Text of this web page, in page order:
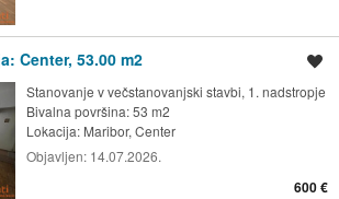
Center, 53.00 m2
Stanovanje v večstanovanjski stavbi, 1. nadstropje
Bivalna površina: 53 m2
Lokacija: Maribor, Center
Objavljen: 14.07.2026.
600 €